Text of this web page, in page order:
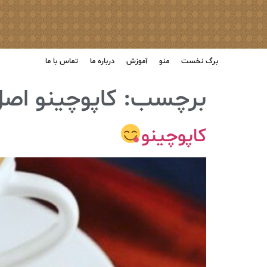
برگ نخست منو آموزش درباره ما تماس با ما
برچسب: کاپوچینو
کاپوچینو